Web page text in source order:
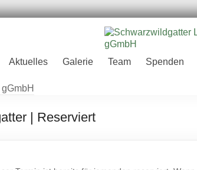
Aktuelles Galerie Team Spenden
| Reserviert